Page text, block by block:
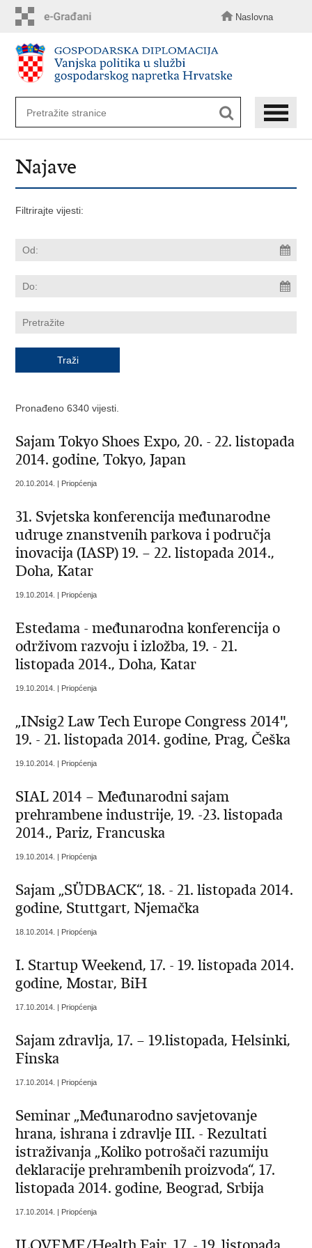
sadržaj
Naslovna
Najave
Filtrirajte vijesti:
Pronađeno 6340 vijesti.
Sajam Tokyo Shoes Expo, 20. - 22. listopada
2014. godine, Tokyo, Japan
20.10.2014. | Priopćenja
31. Svjetska konferencija međunarodne
udruge znanstvenih parkova i područja
inovacija (IASP) 19. – 22. listopada 2014.,
Doha, Katar
19.10.2014. | Priopćenja
Estedama - međunarodna konferencija o
održivom razvoju i izložba, 19. - 21.
listopada 2014., Doha, Katar
19.10.2014. | Priopćenja
„INsig2 Law Tech Europe Congress 2014",
19. - 21. listopada 2014. godine, Prag, Češka
19.10.2014. | Priopćenja
SIAL 2014 – Međunarodni sajam
prehrambene industrije, 19. -23. listopada
2014., Pariz, Francuska
19.10.2014. | Priopćenja
Sajam „SÜDBACK“, 18. - 21. listopada 2014.
godine, Stuttgart, Njemačka
18.10.2014. | Priopćenja
I. Startup Weekend, 17. - 19. listopada 2014.
godine, Mostar, BiH
17.10.2014. | Priopćenja
Sajam zdravlja, 17. – 19.listopada, Helsinki,
Finska
17.10.2014. | Priopćenja
Seminar „Međunarodno savjetovanje
hrana, ishrana i zdravlje III. - Rezultati
istraživanja „Koliko potrošači razumiju
deklaracije prehrambenih proizvoda“, 17.
listopada 2014. godine, Beograd, Srbija
17.10.2014. | Priopćenja